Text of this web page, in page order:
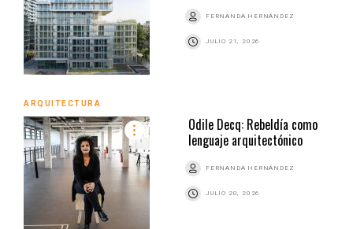
FERNANDA HERNÁNDEZ
JULIO 21, 2026
ARQUITECTURA
Odile Decq: Rebeldía como
lenguaje arquitectónico
FERNANDA HERNÁNDEZ
JULIO 20, 2026